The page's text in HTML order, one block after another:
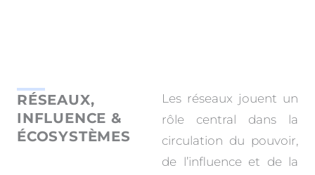
RÉSEAUX,
INFLUENCE &
ÉCOSYSTÈMES
Les réseaux jouent un
rôle central dans la
circulation du pouvoir,
de l’influence et de la